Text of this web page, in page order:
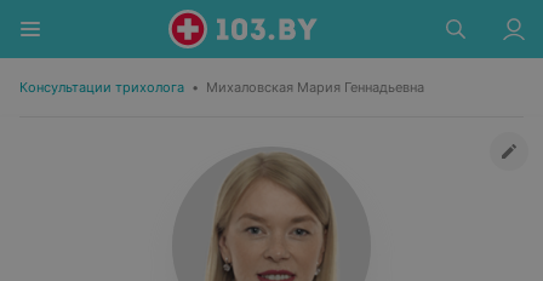
Консультации трихолога • Михаловская Мария Геннадьевна